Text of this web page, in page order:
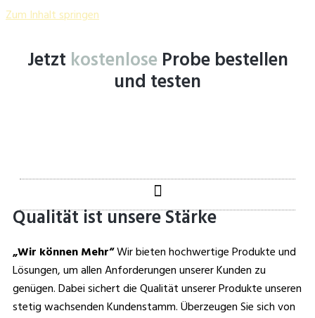
Zum Inhalt springen
Jetzt kostenlose Probe bestellen
und testen
Qualität ist unsere Stärke
„Wir können Mehr“Wir bieten hochwertige Produkte und
Lösungen, um allen Anforderungen unserer Kunden zu
genügen. Dabei sichert die Qualität unserer Produkte unseren
stetig wachsenden Kundenstamm. Überzeugen Sie sich von